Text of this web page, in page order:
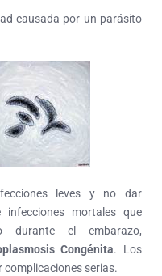
causada por un parásito
leves y no dar
mortales que
durante el embarazo,
Congénita. Los
complicaciones serias.